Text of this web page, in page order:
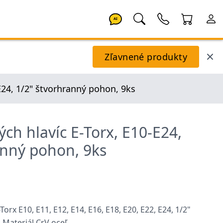
AI
Zľavnené produkty
1/2" štvorhranný pohon, 9ks
hlavíc E-Torx, E10-E24,
pohon, 9ks
E10, E11, E12, E14, E16, E18, E20, E22, E24, 1/2"